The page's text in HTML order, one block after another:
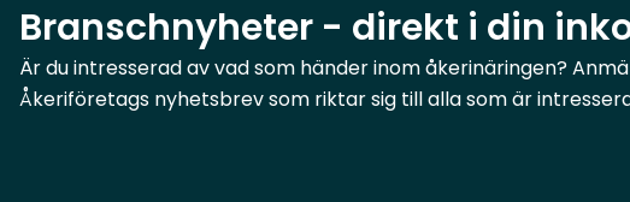
marknadsföring. Jag är ute på lastbilsmässor,
nätverkar, och har fått en del uppmärksamhet
i branschtidningar. Det handlar om att våga
för
fler
Branschnyheter - direkt i din
Är du intresserad av vad som händer inom åkerinäringen?
Åkeriföretags nyhetsbrev som riktar sig till alla som är